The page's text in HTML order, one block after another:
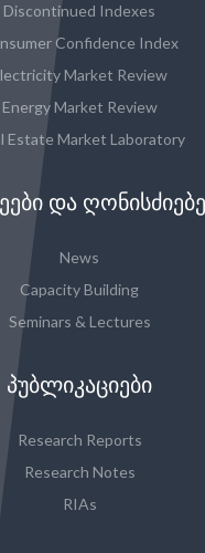
Discontinued Indexes
Confidence Index
Market Review
Energy Market Review
Estate Market Laboratory
ᲓᲐ
News
Capacity Building
Seminars & Lectures
ᲞᲣᲑᲚᲘᲙᲐᲪᲘᲔᲑᲘ
Research Reports
Research Notes
RIAs